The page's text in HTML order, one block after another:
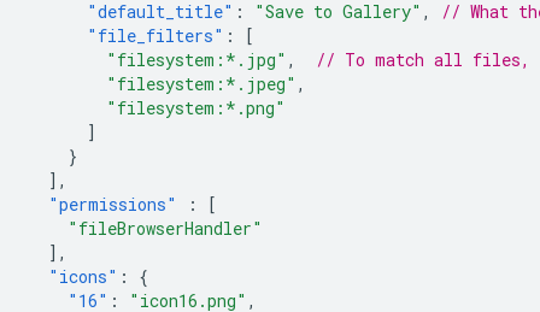
"default_title" : "Save to Gallery" ,
// What
"file_filters" :
[
"filesystem:*.jpg" ,
// To match all files,
"filesystem:*.jpeg" ,
"filesystem:*.png"
]
}
],
"permissions"
:
[
"fileBrowserHandler"
],
"icons" :
{
"16" : "icon16.png" ,